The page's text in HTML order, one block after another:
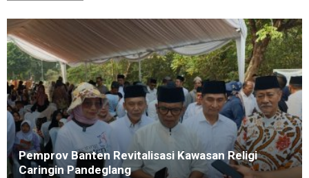
Pemprov Banten Revitalisasi Kawasan Religi
Caringin Pandeglang